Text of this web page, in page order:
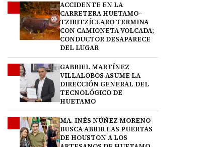
ACCIDENTE EN LA
CARRETERA HUETAMO–
TZIRITZÍCUARO TERMINA
CON CAMIONETA VOLCADA;
CONDUCTOR DESAPARECE
DEL LUGAR
GABRIEL MARTÍNEZ
VILLALOBOS ASUME LA
DIRECCIÓN GENERAL DEL
TECNOLÓGICO DE
HUETAMO
MA. INÉS NÚÑEZ MORENO
BUSCA ABRIR LAS PUERTAS
DE HOUSTON A LOS